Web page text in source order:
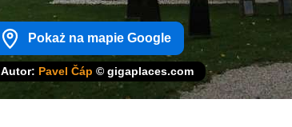
Pokaż na mapie Google
Autor: Pavel Čáp © gigaplaces.com